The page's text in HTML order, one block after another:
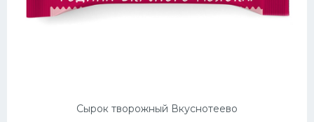
Сырок творожный Вкуснотеево